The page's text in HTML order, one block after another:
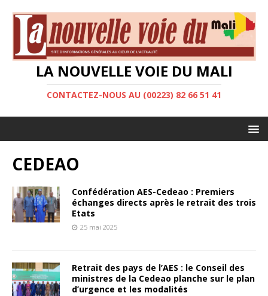
LA NOUVELLE VOIE DU MALI
CONTACTEZ-NOUS AU (00223) 82 66 51 41
CEDEAO
Confédération AES-Cedeao : Premiers
échanges directs après le retrait des trois
Etats
25 mai 2025
Retrait des pays de l’AES : le Conseil des
ministres de la Cedeao planche sur le plan
d’urgence et les modalités